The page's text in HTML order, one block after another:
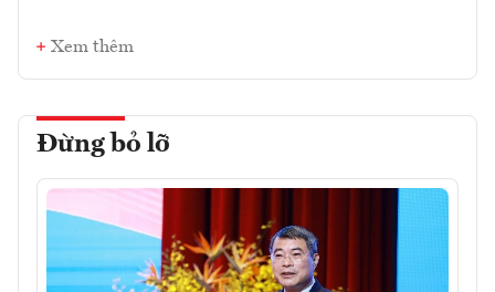
Xem thêm
Đừng bỏ lỡ